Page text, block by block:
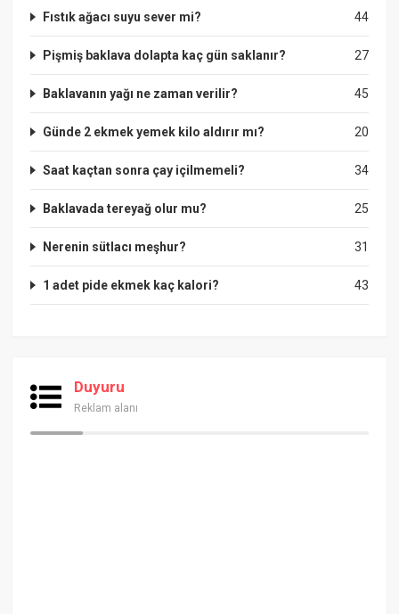
44
Fıstık ağacı suyu sever mi?
27
Pişmiş baklava dolapta kaç gün saklanır?
45
Baklavanın yağı ne zaman verilir?
20
Günde 2 ekmek yemek kilo aldırır mı?
34
Saat kaçtan sonra çay içilmemeli?
25
Baklavada tereyağ olur mu?
31
Nerenin sütlacı meşhur?
43
1 adet pide ekmek kaç kalori?
Duyuru
Reklam alanı